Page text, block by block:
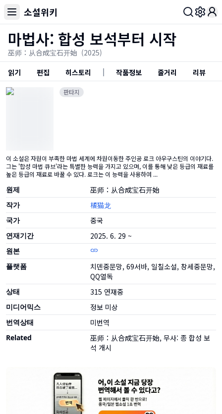
소설위키
마법사: 합성 보석부터 시작
巫师：从合成宝石开始 (2025)
읽기
편집 히스토리 작품정보 줄거리 리뷰
판타지
이 소설은 자원이 부족한 마법 세계에 차원이동한 주인공 로크 아우구스틴의 이야기다.
그는 '합성 마법 큐브'라는 특별한 능력을 가지고 있으며, 이를 통해 낮은 등급의 재료를
높은 등급의 재료로 바꿀 수 있다. 로크는 이 능력을 사용하여 ...
원제 巫师：从合成宝石开始
작가 橘猫龙
국가 중국
연재기간 2025. 6. 29 ~
원본
플랫폼
치뎬중문망, 69서바, 일칠소설, 창세중문망,
QQ열독
상태 315 연재중
미디어믹스 정보 미상
번역상태 미번역
Related
巫师：从合成宝石开始, 무사: 종 합성 보
석 개시